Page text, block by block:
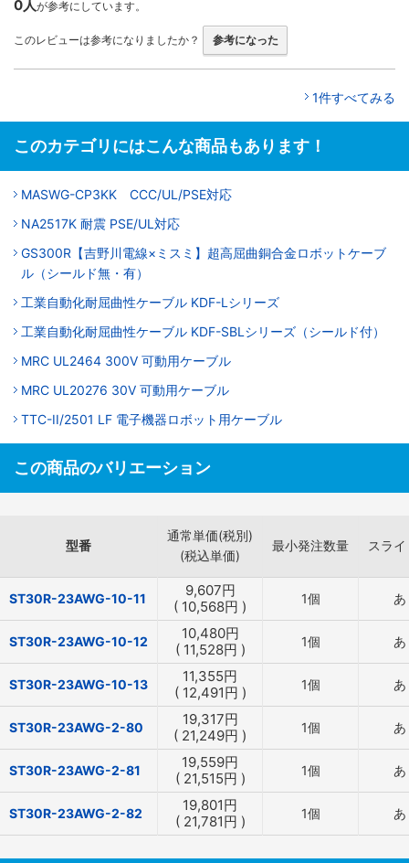
0人が参考にしています。
このレビューは参考になりましたか？ 参考になった
1件すべてみる
このカテゴリにはこんな商品もあります！
MASWG-CP3KK CCC/UL/PSE対応
NA2517K 耐震 PSE/UL対応
GS300R【吉野川電線×ミスミ】超高屈曲銅合金ロボットケーブ
ル（シールド無・有）
工業自動化耐屈曲性ケーブル KDF-Lシリーズ
工業自動化耐屈曲性ケーブル KDF-SBLシリーズ（シールド付）
MRC UL2464 300V 可動用ケーブル
MRC UL20276 30V 可動用ケーブル
TTC-II/2501 LF 電子機器ロボット用ケーブル
この商品のバリエーション
型番
通常単価(税別)
(税込単価)
最小発注数量 スラ
ST30R-23AWG-10-11 9,607円
( 10,568円 ) 1個
ST30R-23AWG-10-12 10,480円
( 11,528円 ) 1個
ST30R-23AWG-10-13 11,355円
( 12,491円 ) 1個
ST30R-23AWG-2-80 19,317円
( 21,249円 ) 1個
ST30R-23AWG-2-81 19,559円
( 21,515円 ) 1個
ST30R-23AWG-2-82 19,801円
( 21,781円 ) 1個